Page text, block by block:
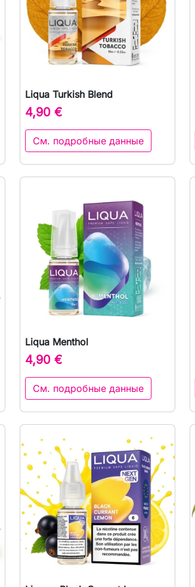
 Быстрый просмотр
Liqua Turkish Blend
4,90 €
См. подробные данные
 Быстрый просмотр
Liqua Menthol
4,90 €
См. подробные данные